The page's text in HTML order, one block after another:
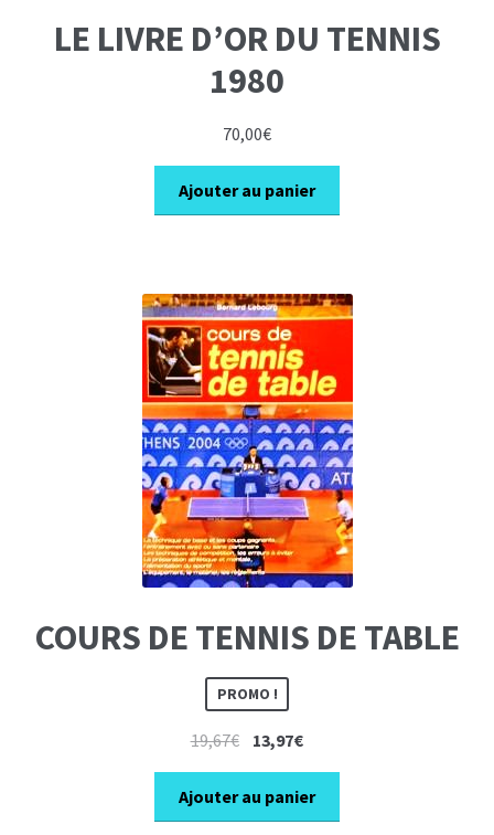
LE LIVRE D’OR DU TENNIS
1980
70,00€
Ajouter au panier
COURS DE TENNIS DE TABLE
PROMO !
19,67€ Le
prix
initial
était :
13,97€Le
prix
actuel
est :
Ajouter au panier